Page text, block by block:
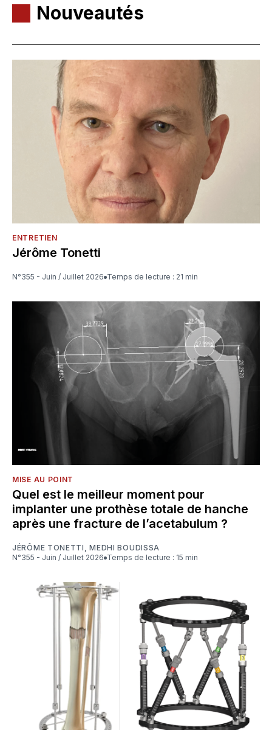
Nouveautés
ENTRETIEN
Jérôme Tonetti
N°355 - Juin / Juillet 2026 Temps de lecture : 21 min
MISE AU POINT
Quel est le meilleur moment pour
implanter une prothèse totale de hanche
après une fracture de l’acetabulum ?
JÉRÔME TONETTI ,MEDHI BOUDISSA
N°355 - Juin / Juillet 2026
Temps de lecture : 15 min